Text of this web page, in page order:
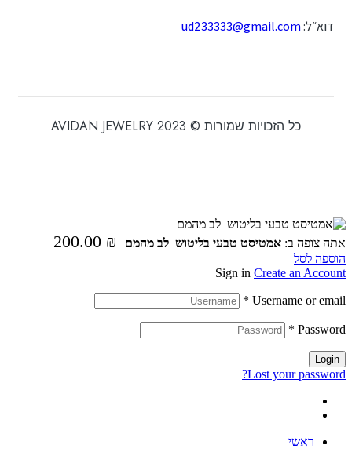
דוא״ל:ud233333@gmail.com
כל הזכויות שמורות © 2023 AVIDAN JEWELRY
אתה צופה ב: אמטיסט טבעי בליטוש לב מהמם 200.00 ₪
הוספה לסל
Sign in Create an Account
Username or email
*
Password
*
Login
Lost your password?
ראשי